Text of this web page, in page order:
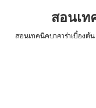
สอนเท
สอนเทคนิคบาคาร่าเบื้องต้